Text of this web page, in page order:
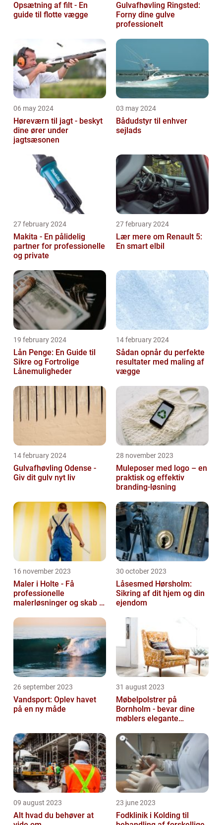
Opsætning af filt - En
guide til flotte vægge
Gulvafhøvling Ringsted:
Forny dine gulve
professionelt
06 may 2024
Høreværn til jagt - beskyt
dine ører under
jagtsæsonen
03 may 2024
Bådudstyr til enhver
sejlads
27 february 2024
Makita - En pålidelig
partner for professionelle
og private
27 february 2024
Lær mere om Renault 5:
En smart elbil
19 february 2024
Lån Penge: En Guide til
Sikre og Fortrolige
Lånemuligheder
14 february 2024
Sådan opnår du perfekte
resultater med maling af
vægge
14 february 2024
Gulvafhøvling Odense -
Giv dit gulv nyt liv
28 november 2023
Muleposer med logo – en
praktisk og effektiv
branding-løsning
16 november 2023
Maler i Holte - Få
professionelle
malerløsninger og skab et
30 october 2023
Låsesmed Hørsholm:
Sikring af dit hjem og din
ejendom
26 september 2023
Vandsport: Oplev havet
på en ny måde
31 august 2023
Møbelpolstrer på
Bornholm - bevar dine
møblers elegante
09 august 2023
Alt hvad du behøver at
23 june 2023
Fodklinik i Kolding til